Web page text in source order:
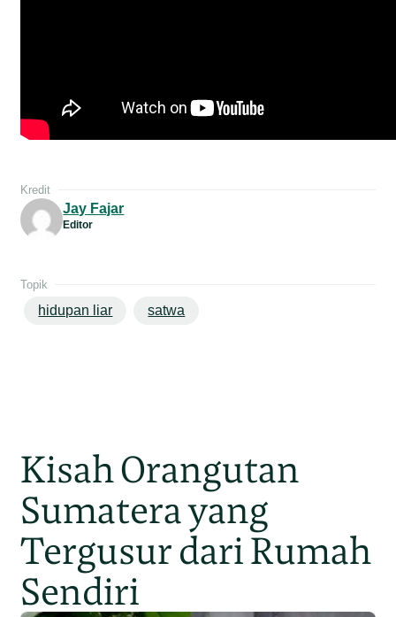
Kredit
Jay Fajar
Editor
Topik
hidupan liar satwa
Kisah Orangutan
Sumatera yang
Tergusur dari Rumah
Sendiri